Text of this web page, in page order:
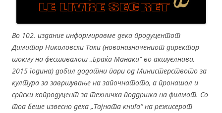
Во 102. издание информиравме дека продуцентот
Димитар Николовски Таки (новоназначениот директор
токму на фестивалот „Браќа Манаки“ во актуелнава,
2015 година) добил додатни пари од Министерството за
култура за завршување на започнатото, а пронашол и
српски копродуцент за техничка поддршка на филмот. Со
тоа беше извесно дека „Тајната книга“ на режисерот